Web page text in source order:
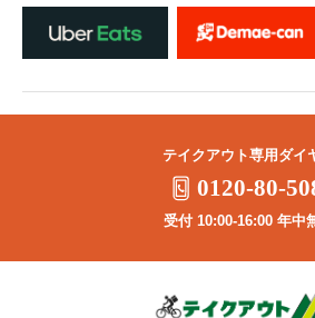
テイクアウト専用ダイ
0120-80-
受付 10:00-16:00 年中